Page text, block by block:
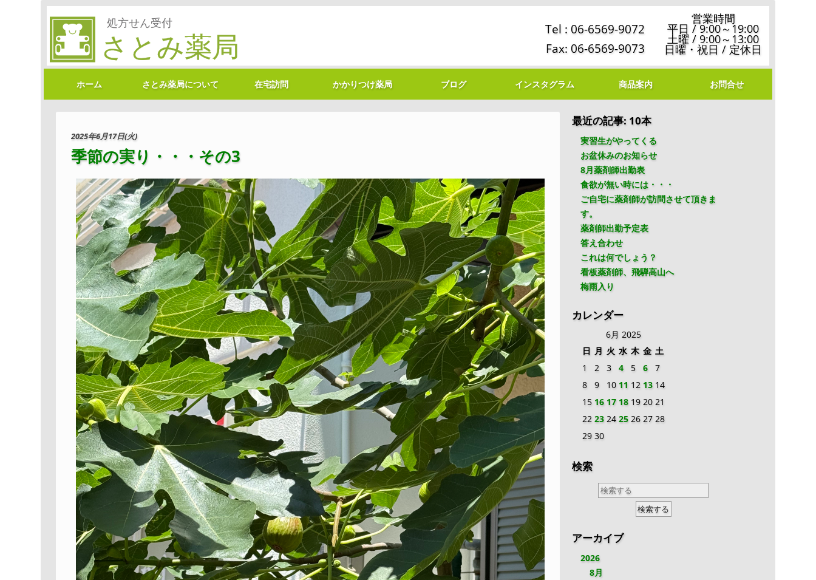
Tel : 06-6569-9072
Fax: 06-6569-9073
営業時間
平日 / 9:00～19:00
土曜 / 9:00～13:00
日曜・祝日 / 定休日
ホーム さとみ薬局について 在宅訪問 かかりつけ薬局 ブログ インスタグラム 商品案内 お問合せ
2025年6月17日(火)
季節の実り・・・その3
最近の記事: 10本
実習生がやってくる
お盆休みのお知らせ
8月薬剤師出勤表
食欲が無い時には・・・
ご自宅に薬剤師が訪問させて頂きま
す。
薬剤師出勤予定表
答え合わせ
これは何でしょう？
看板薬剤師、飛騨高山へ
梅雨入り
カレンダー
6月 2025
日 月 火 水 木 金 土
1
2 3 4 5 6
7
8
9 10 11 12 13 14
15 16 17 18 19 20 21
22 23 24 25 26 27 28
29 30
検索
アーカイブ
2026
8月